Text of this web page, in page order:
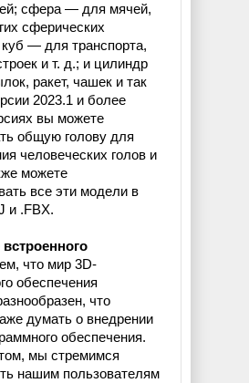
сфера — для мячей,
сферических
— для транспорта,
и т. д.; и цилиндр
ракет, чашек и так
2023.1 и более
вы можете
общую голову для
человеческих голов и
можете
все эти модели в
и .FBX.
что мир 3D-
обеспечения
что
думать о внедрении
обеспечения.
мы стремимся
нашим пользователям